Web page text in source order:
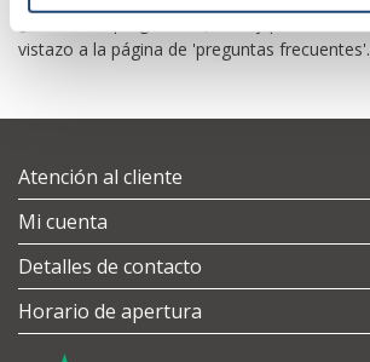
vistazo a la página de 'preguntas frecuentes'.
Atención al cliente
Mi cuenta
Detalles de contacto
Horario de apertura